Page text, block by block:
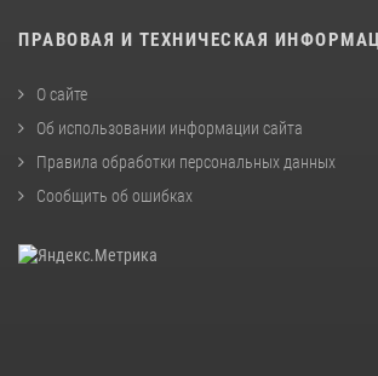
ПРАВОВАЯ И ТЕХНИЧЕСКАЯ
О сайте
Об использовании информации сайта
Правила обработки персональных данных
Сообщить об ошибках